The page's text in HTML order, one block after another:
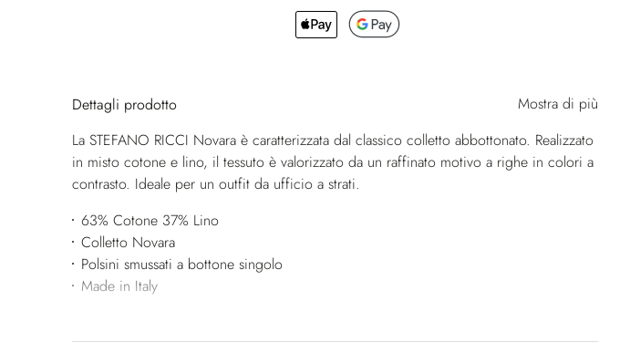
Dettagli prodotto
Mostra di più
La STEFANO RICCI Novara è caratterizzata dal classico colletto abbottonato. Realizzato
in misto cotone e lino, il tessuto è valorizzato da un raffinato motivo a righe in colori a
contrasto. Ideale per un outfit da ufficio a strati.
63% Cotone 37% Lino
Colletto Novara
Polsini smussati a bottone singolo
Made in Italy